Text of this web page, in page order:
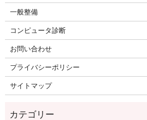
一般整備
コンピュータ診断
お問い合わせ
プライバシーポリシー
サイトマップ